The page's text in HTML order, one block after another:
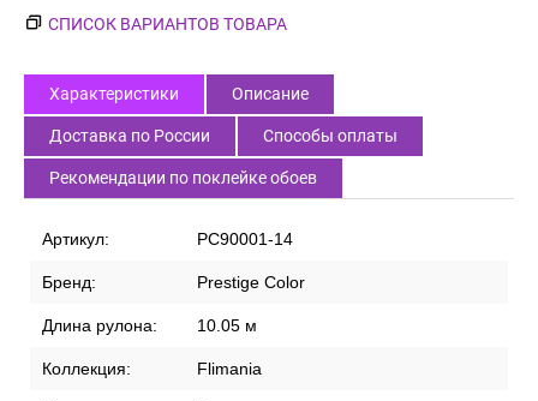
СПИСОК ВАРИАНТОВ ТОВАРА
Характеристики Описание
Доставка по России Способы оплаты
Рекомендации по поклейке обоев
Артикул: PC90001-14
Бренд: Prestige Color
Длина рулона: 10.05 м
Коллекция: Flimania